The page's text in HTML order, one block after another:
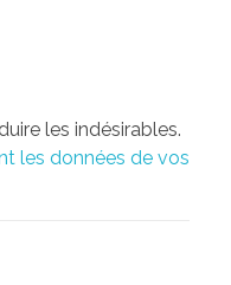
les indésirables.
les données de vos